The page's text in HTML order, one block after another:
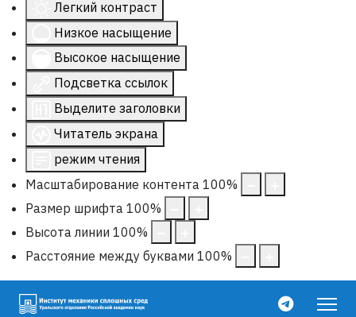
Легкий контраст
Низкое насыщение
Высокое насыщение
Подсветка ссылок
Выделите заголовки
Читатель экрана
режим чтения
Масштабирование контента 100%
Размер шрифта 100%
Высота линии 100%
Расстояние между буквами 100%